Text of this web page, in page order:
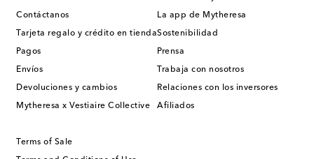
Contáctanos
Tarjeta regalo y crédito en tienda
Pagos
Envíos
Devoluciones y cambios
Mytheresa x Vestiaire Collective
La app de Mytheresa
Sostenibilidad
Prensa
Trabaja con nosotros
Relaciones con los inversores
Afiliados
Terms of Sale